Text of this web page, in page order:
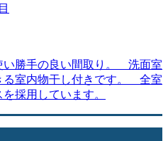
い勝手の良い間取り。 洗面室
る室内物干し付きです。 全室
採用しています。